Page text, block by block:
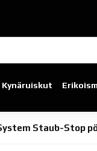
Kynäruiskut
Staub-Stop